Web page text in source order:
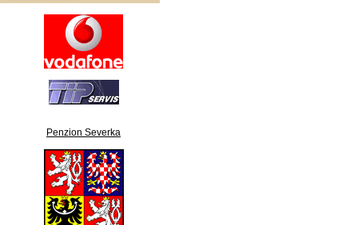
Penzion Severka